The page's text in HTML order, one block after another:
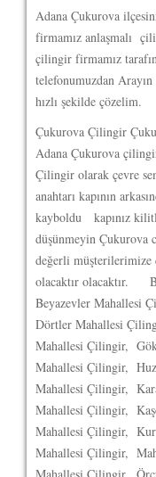
Adana Çukurova
firmamız anlaşmalı
çilingir firmamız
telefonumuzdan
hızlı şekilde çözelim.
Çukurova Çilingir
Adana Çukurova
Çilingir olarak çevre
anahtarı kapının
kayboldu kapınız kilitli
düşünmeyin Çukurova
değerli müşterilerimize
olacaktır olacaktır.
Beyazevler Mahallesi
Dörtler Mahallesi
Mahallesi Çilingir,
Mahallesi Çilingir,
Mahallesi Çilingir,
Mahallesi Çilingir,
Mahallesi Çilingir,
Mahallesi Çilingir,